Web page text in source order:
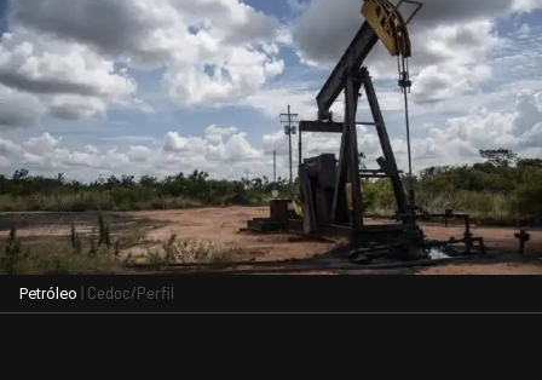
Petróleo | Cedoc/Perfil